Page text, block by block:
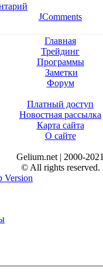
JComments
Главная
Трейдинг
Программы
Заметки
Форум
Платный доступ
Новостная рассылка
Карта сайта
О сайте
Gelium.net | 2000-2021
© All rights reserved.
Version